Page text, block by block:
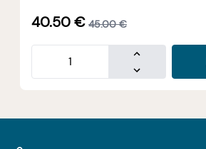
40.50€ 45.00 €